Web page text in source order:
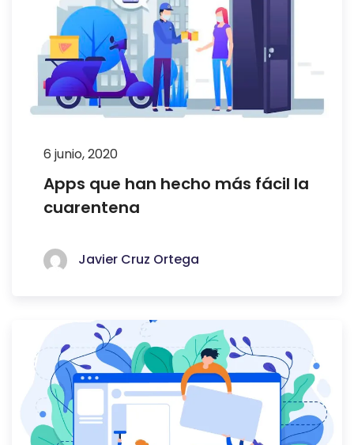
6 junio, 2020
Apps que han hecho más fácil la
cuarentena
Javier Cruz Ortega